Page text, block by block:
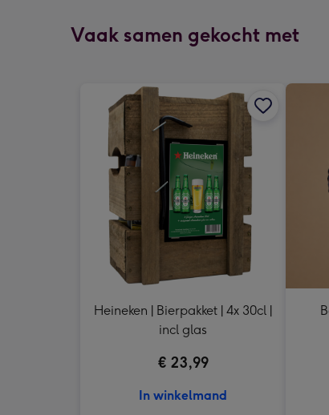
Vaak samen gekocht met
Heineken | Bierpakket | 4x 30cl |
incl glas
€ 23,99
In winkelmand